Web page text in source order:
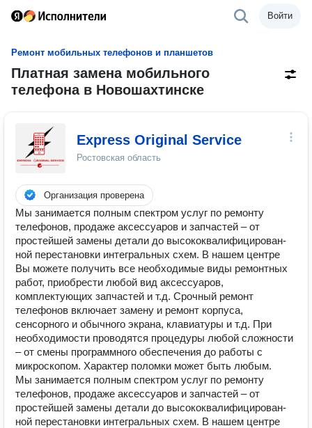
Войти
Ремонт мобильных телефонов и планшетов
Платная замена мобильного
телефона в Новошахтинске
Express Original Service
Ростовская область
Организация проверена
Мы занимается полным спектром услуг по ремонту
телефонов, продаже аксессуаров и запчастей – от
простейшей замены детали до высококвалифицирован­
ной перестановки интегральных схем. В нашем центре
Вы можете получить все необходимые виды ремонтных
работ, приобрести любой вид аксессуаров,
комплектующих запчастей и т.д. Срочный ремонт
телефонов включает замену и ремонт корпуса,
сенсорного и обычного экрана, клавиатуры и т.д. При
необходимости проводятся процедуры любой сложности
– от смены программного обеспечения до работы с
микроскопом. Характер поломки может быть любым.
Мы занимается полным спектром услуг по ремонту
телефонов, продаже аксессуаров и запчастей – от
простейшей замены детали до высококвалифицирован­
ной перестановки интегральных схем. В нашем центре